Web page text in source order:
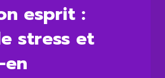
esprit :
stress et